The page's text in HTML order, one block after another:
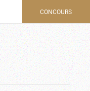
CONCOURS